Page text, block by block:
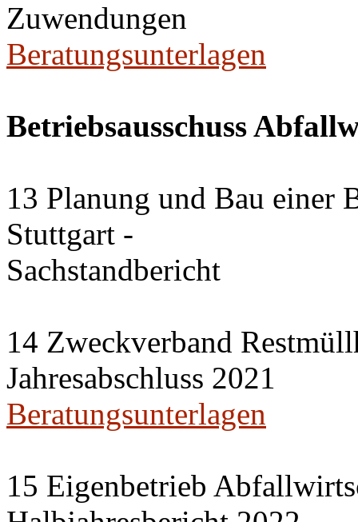
Zuwendungen
Beratungsunterlagen
Betriebsausschuss
13 Planung und Bau einer
Stuttgart -
Sachstandbericht
14 Zweckverband
Jahresabschluss 2021
Beratungsunterlagen
15 Eigenbetrieb